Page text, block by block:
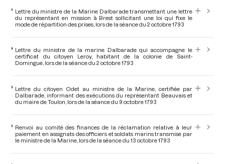
Lettre du ministre de la Marine Dalbarade transmettant une lettre
du représentant en mission à Brest sollicitant une loi qui fixe le
mode de répartition des prises, lors de la séance du 2 octobre 1793
Lettre du ministre de la marine Dalbarade qui accompagne le
certificat du citoyen Leroy, habitant de la colonie de Saint-
Domingue, lors de la séance du 2 octobre 1793
Lettre du citoyen Odet au ministre de la Marine, certifiée par
Dalbarade, informant des exécutions du représentant Beauvais et
du maire de Toulon, lors de la séance du 9 octobre 1793
Renvoi au comité des finances de la réclamation relative à leur
paiement en assignats des officiers et soldats marins transmise par
le ministre de la Marine, lors de la séance du 13 octobre 1793